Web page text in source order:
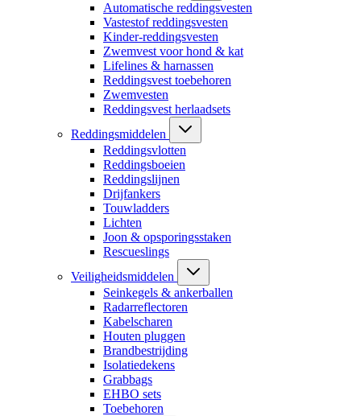
Automatische reddingsvesten
Vastestof reddingsvesten
Kinder-reddingsvesten
Zwemvest voor hond & kat
Lifelines & harnassen
Reddingsvest toebehoren
Zwemvesten
Reddingsvest herlaadsets
Reddingsmiddelen
Reddingsvlotten
Reddingsboeien
Reddingslijnen
Drijfankers
Touwladders
Lichten
Joon & opsporingsstaken
Rescueslings
Veiligheidsmiddelen
Seinkegels & ankerballen
Radarreflectoren
Kabelscharen
Houten pluggen
Brandbestrijding
Isolatiedekens
Grabbags
EHBO sets
Toebehoren